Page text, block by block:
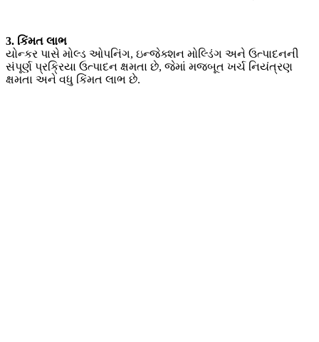
3. કિંમત લાભ
યોન્કર પાસે મોલ્ડ ઓપનિંગ, ઇન્જેક્શન મોલ્ડિંગ અને ઉત્પાદનની
સંપૂર્ણ પ્રક્રિયા ઉત્પાદન ક્ષમતા છે, જેમાં મજબૂત ખર્ચ નિયંત્રણ
ક્ષમતા અને વધુ કિંમત લાભ છે.